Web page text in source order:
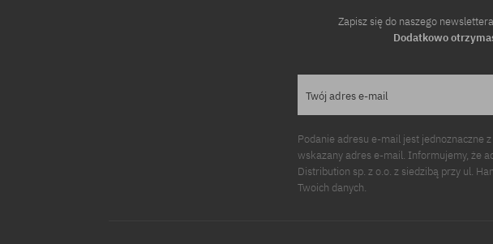
Zapisz się do naszego
Dodatkowo
Twój adres e-mail
Podanie adresu e-mail jest jednoznaczne
wskazany adres e-mail. Informujemy, że
Distribution sp. z o.o. z siedzibą przy ul.
Twoich danych.